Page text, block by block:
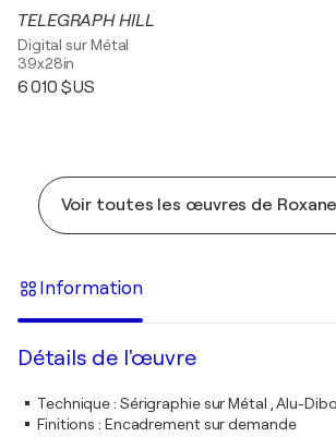
TELEGRAPH HILL
Digital sur Métal
39x28in
6 010 $US
Voir toutes les œuvres de
Information
Détails de l'œuvre
Technique: Sérigraphie sur Métal , Alu-
Finitions : Encadrement sur demande